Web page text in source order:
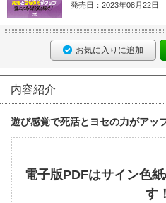
発売日：2023年08月22日
お気に入りに追加
内容紹介
遊び感覚で死活とヨセの力がアッ
電子版PDFはサイン色
す！